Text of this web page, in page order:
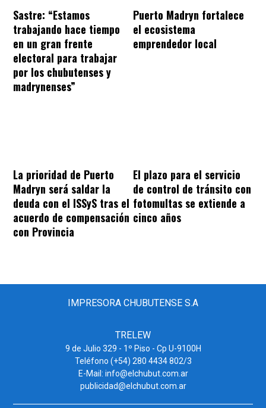
Sastre: “Estamos
trabajando hace tiempo
en un gran frente
electoral para trabajar
por los chubutenses y
madrynenses”
Puerto Madryn fortalece
el ecosistema
emprendedor local
La prioridad de Puerto
Madryn será saldar la
deuda con el ISSyS tras el
acuerdo de compensación
con Provincia
El plazo para el servicio
de control de tránsito con
fotomultas se extiende a
cinco años
IMPRESORA CHUBUTENSE S.A
TRELEW
9 de Julio 329 - 1º Piso - Cp U-9100H
Teléfono (+54) 280 4434 802/3
E-Mail: info@elchubut.com.ar
publicidad@elchubut.com.ar